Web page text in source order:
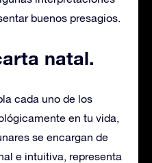
buenos presagios.
natal.
cada uno de los
en tu vida,
se encargan de
e intuitiva, representa